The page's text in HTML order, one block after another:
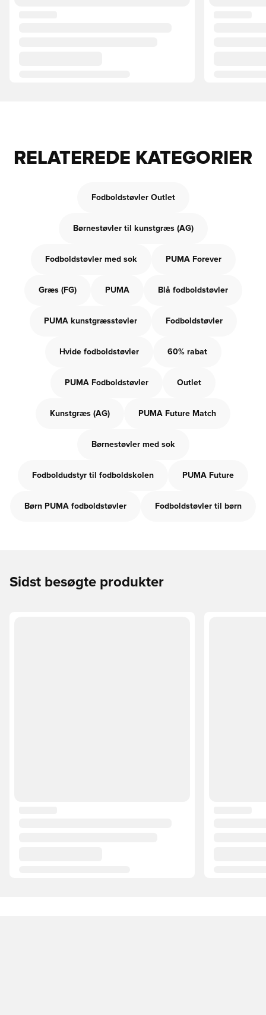
RELATEREDE KATEGORIER
Fodboldstøvler Outlet
Børnestøvler til kunstgræs (AG)
Fodboldstøvler med sok PUMA Forever
Græs (FG) PUMA Blå fodboldstøvler
PUMA kunstgræsstøvler Fodboldstøvler
Hvide fodboldstøvler 60% rabat
PUMA Fodboldstøvler Outlet
Kunstgræs (AG) PUMA Future Match
Børnestøvler med sok
Fodboldudstyr til fodboldskolen PUMA Future
Børn PUMA fodboldstøvler Fodboldstøvler til børn
Sidst besøgte produkter